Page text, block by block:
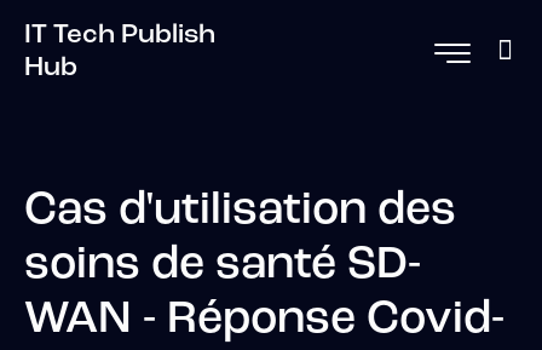
IT Tech Publish
Hub
Cas d'utilisation des
soins de santé SD-
WAN - Réponse Covid-